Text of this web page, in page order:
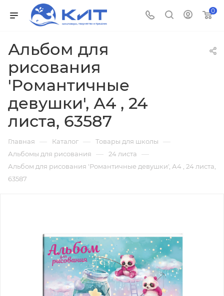
0
Альбом для
рисования
'Романтичные
девушки', А4 , 24
листа, 63587
Главная — Каталог — Товары для школы —
Альбомы для рисования — 24 листа —
Альбом для рисования 'Романтичные девушки', А4 , 24 листа,
63587